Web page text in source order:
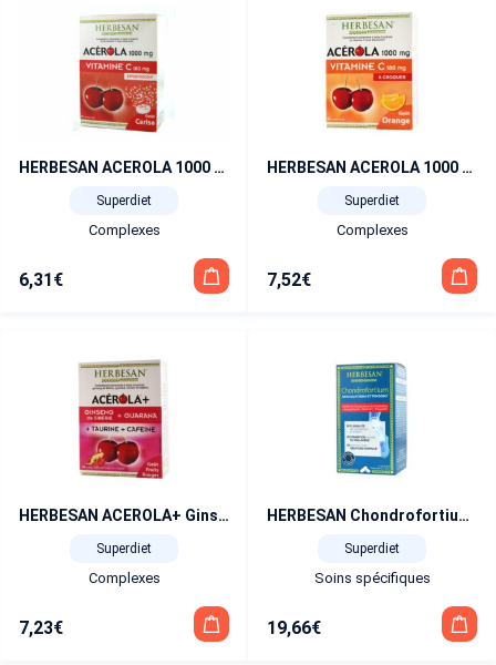
HERBESAN ACEROLA 1000 mg Vitamine C 180 mg 30 comprimés à croquer Goût Cerise
Superdiet
Complexes
6,31 €
HERBESAN ACEROLA 1000 mg Vitamine C 180 mg 30 comprimés à croquer Goût Orange
Superdiet
Complexes
7,52€
HERBESAN ACEROLA+ Ginseng de Sibérie+ Guarana+ Taurine+ Caféine
Superdiet
Complexes
7,23€
HERBESAN Chondrofortium Articulations et Tendons 90 comprimés
Superdiet
Soins spécifiques
19,66€